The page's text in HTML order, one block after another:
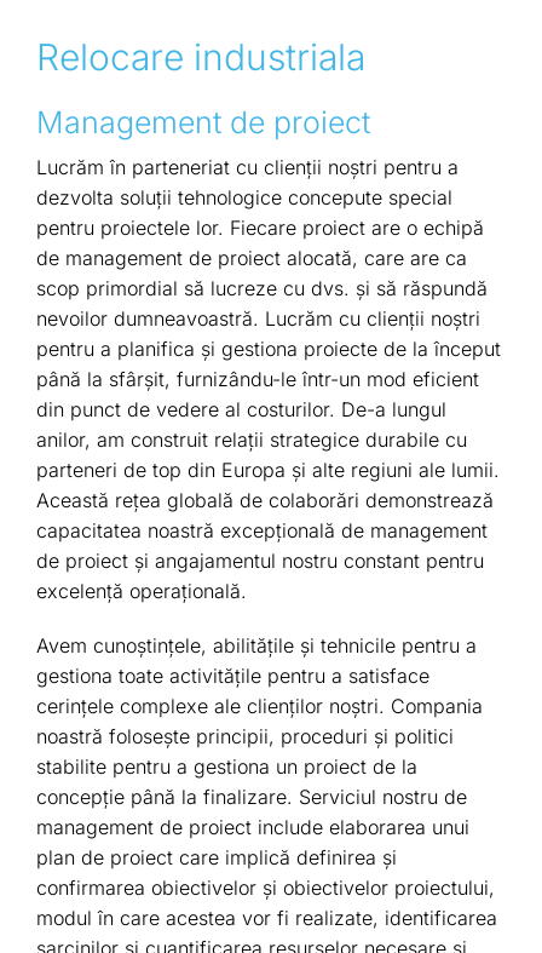
Relocare industriala
Management de proiect
Lucrăm în parteneriat cu clienții noștri pentru a
dezvolta soluții tehnologice concepute special
pentru proiectele lor. Fiecare proiect are o echipă
de management de proiect alocată, care are ca
scop primordial să lucreze cu dvs. și să răspundă
nevoilor dumneavoastră. Lucrăm cu clienții noștri
pentru a planifica și gestiona proiecte de la început
până la sfârșit, furnizându-le într-un mod eficient
din punct de vedere al costurilor. De-a lungul
anilor, am construit relații strategice durabile cu
parteneri de top din Europa și alte regiuni ale lumii.
Această rețea globală de colaborări demonstrează
capacitatea noastră excepțională de management
de proiect și angajamentul nostru constant pentru
excelență operațională.
Avem cunoștințele, abilitățile și tehnicile pentru a
gestiona toate activitățile pentru a satisface
cerințele complexe ale clienților noștri. Compania
noastră folosește principii, proceduri și politici
stabilite pentru a gestiona un proiect de la
concepție până la finalizare. Serviciul nostru de
management de proiect include elaborarea unui
plan de proiect care implică definirea și
confirmarea obiectivelor și obiectivelor proiectului,
modul în care acestea vor fi realizate, identificarea
sarcinilor și cuantificarea resurselor necesare și